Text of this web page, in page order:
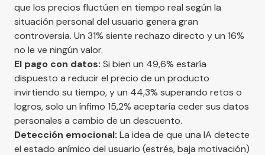
que los precios fluctúen en tiempo real según la
situación personal del usuario genera gran
controversia. Un 31% siente rechazo directo y un 16%
no le ve ningún valor.
El pago con datos: Si bien un 49,6% estaría
dispuesto a reducir el precio de un producto
invirtiendo su tiempo, y un 44,3% superando retos o
logros, solo un ínfimo 15,2% aceptaría ceder sus datos
personales a cambio de un descuento.
Detección emocional: La idea de que una IA detecte
el estado anímico del usuario (estrés, baja motivación)